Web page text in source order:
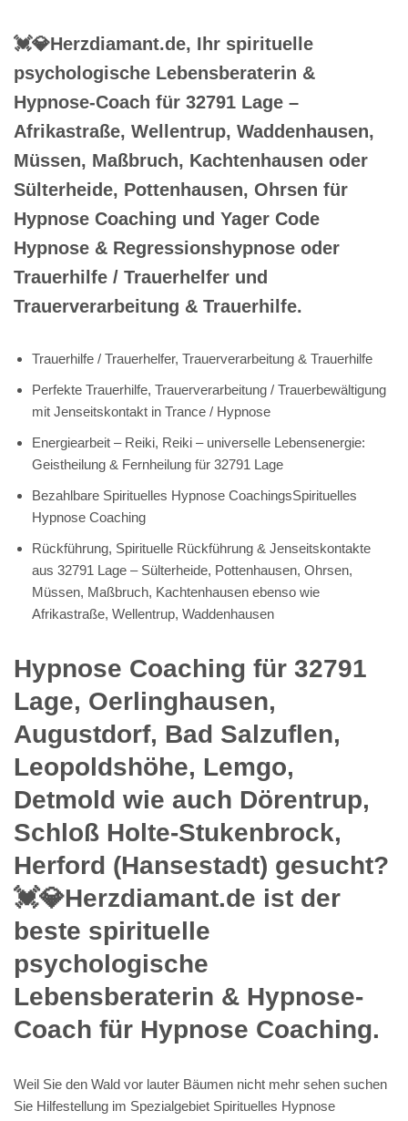
💓️💎Herzdiamant.de, Ihr spirituelle
psychologische Lebensberaterin &
Hypnose-Coach für 32791 Lage –
Afrikastraße, Wellentrup, Waddenhausen,
Müssen, Maßbruch, Kachtenhausen oder
Sülterheide, Pottenhausen, Ohrsen für
Hypnose Coaching und Yager Code
Hypnose & Regressionshypnose oder
Trauerhilfe / Trauerhelfer und
Trauerverarbeitung & Trauerhilfe.
Trauerhilfe / Trauerhelfer, Trauerverarbeitung & Trauerhilfe
Perfekte Trauerhilfe, Trauerverarbeitung / Trauerbewältigung
mit Jenseitskontakt in Trance / Hypnose
Energiearbeit – Reiki, Reiki – universelle Lebensenergie:
Geistheilung & Fernheilung für 32791 Lage
Bezahlbare Spirituelles Hypnose CoachingsSpirituelles
Hypnose Coaching
Rückführung, Spirituelle Rückführung & Jenseitskontakte
aus 32791 Lage – Sülterheide, Pottenhausen, Ohrsen,
Müssen, Maßbruch, Kachtenhausen ebenso wie
Afrikastraße, Wellentrup, Waddenhausen
Hypnose Coaching für 32791
Lage, Oerlinghausen,
Augustdorf, Bad Salzuflen,
Leopoldshöhe, Lemgo,
Detmold wie auch Dörentrup,
Schloß Holte-Stukenbrock,
Herford (Hansestadt) gesucht?
💓️💎Herzdiamant.de ist der
beste spirituelle
psychologische
Lebensberaterin & Hypnose-
Coach für Hypnose Coaching.
Weil Sie den Wald vor lauter Bäumen nicht mehr sehen suchen
Sie Hilfestellung im Spezialgebiet Spirituelles Hypnose